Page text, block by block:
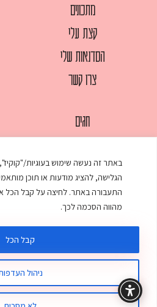
באתר זה נעשה שימוש בעוגיות/
הגלישה, להציג מודעות או תוכן
התעבורה באתר. לחיצה על קבל הכל
מהווה הסכמה לכך.
ניהול
קבל הכל
מתכונים
קצת עלי
הסדנאות שלי
צרו קשר
חגים
מאפים
ממולאים
מרקים
© כל הזכויות שמורות לענת אלישע |
תקנון האתר